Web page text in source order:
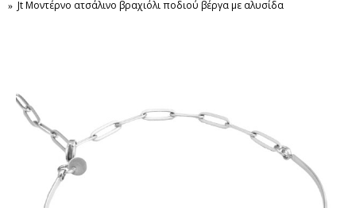
Jt Μοντέρνο ατσάλινο βραχιόλι ποδιού βέργα με αλυσίδα